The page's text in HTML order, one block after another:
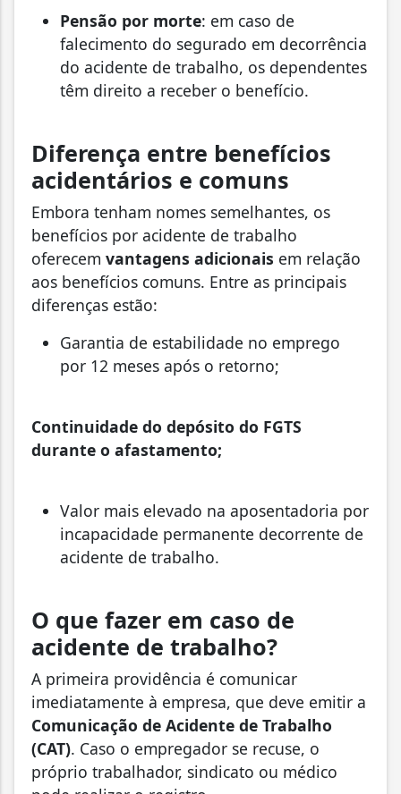
Pensão por morte: em caso de
falecimento do segurado em decorrência
do acidente de trabalho, os dependentes
têm direito a receber o benefício.
Diferença entre benefícios
acidentários e comuns
Embora tenham nomes semelhantes, os
benefícios por acidente de trabalho
oferecem vantagens adicionais em relação
aos benefícios comuns. Entre as principais
diferenças estão:
Garantia de estabilidade no emprego
por 12 meses após o retorno;
Continuidade do depósito do FGTS
durante o afastamento;
Valor mais elevado na aposentadoria por
incapacidade permanente decorrente de
acidente de trabalho.
O que fazer em caso de
acidente de trabalho?
A primeira providência é comunicar
imediatamente à empresa, que deve emitir a
Comunicação de Acidente de Trabalho
(CAT). Caso o empregador se recuse, o
próprio trabalhador, sindicato ou médico